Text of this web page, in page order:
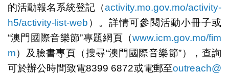
的活動報名系統登記（activity.mo.gov.mo/activity-
h5/activity-list-web ）。詳情可參閱活動小冊子或
“澳門國際音樂節”專題網頁（www.icm.gov.mo/fim
m）及臉書專頁（搜尋“澳門國際音樂節”），查詢
可於辦公時間致電8399 6872或電郵至outreach@